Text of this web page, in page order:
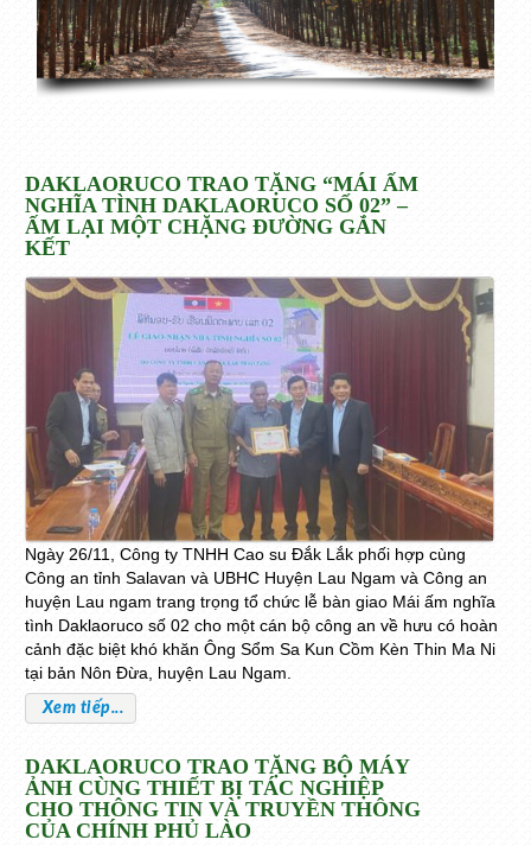
DAKLAORUCO TRAO TẶNG “MÁI ẤM
NGHĨA TÌNH DAKLAORUCO SỐ 02” –
ẤM LẠI MỘT CHẶNG ĐƯỜNG GẮN
KẾT
Ngày 26/11, Công ty TNHH Cao su Đắk Lắk phối hợp cùng
Công an tỉnh Salavan và UBHC Huyện Lau Ngam và Công an
huyện Lau ngam trang trọng tổ chức lễ bàn giao Mái ấm nghĩa
tình Daklaoruco số 02 cho một cán bộ công an về hưu có hoàn
cảnh đặc biệt khó khăn Ông Sổm Sa Kun Cồm Kèn Thin Ma Ni
tại bản Nôn Đừa, huyện Lau Ngam.
Xem tiếp...
DAKLAORUCO TRAO TẶNG BỘ MÁY
ẢNH CÙNG THIẾT BỊ TÁC NGHIỆP
CHO THÔNG TIN VÀ TRUYỀN THÔNG
CỦA CHÍNH PHỦ LÀO